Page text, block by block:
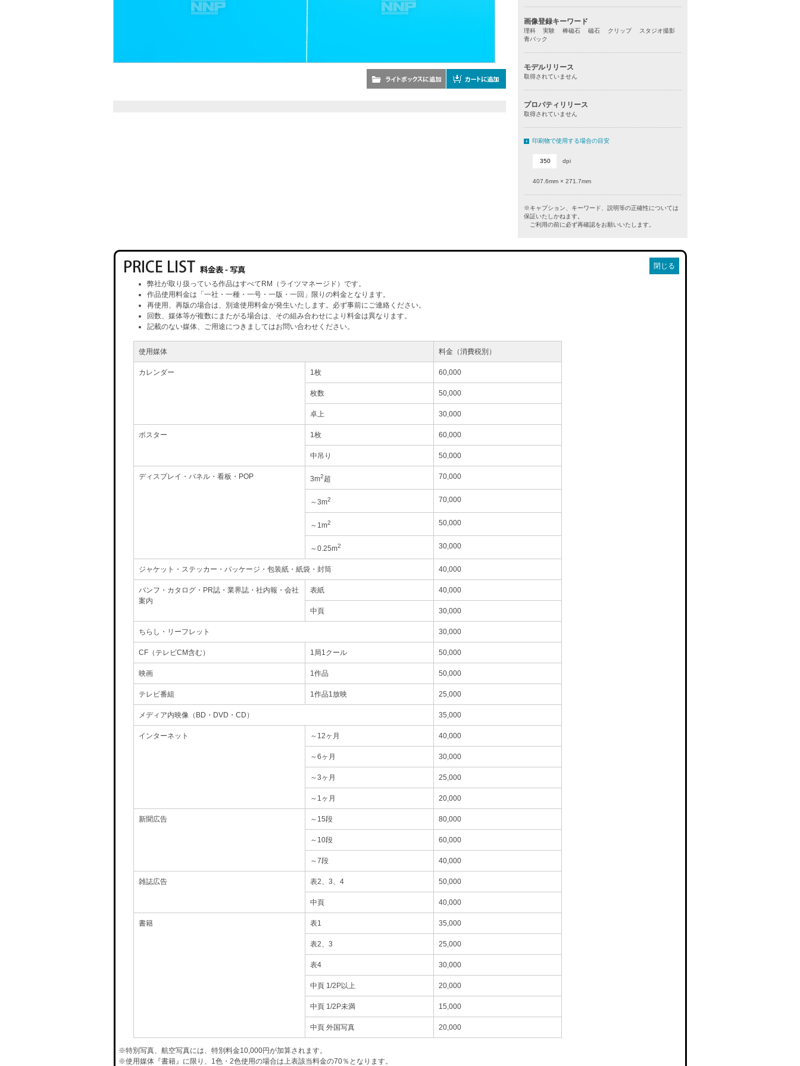
画像登録キーワード
理科 実験 棒磁石 磁石 クリップ スタジオ撮影
青バック
モデルリリース
取得されていません
プロパティリリース
取得されていません
印刷物で使用する場合の目安
dpi
407.6mm × 271.7mm
※キャプション、キーワード、説明等の正確性については
保証いたしかねます。
ご利用の前に必ず再確認をお願いいたします。
閉じる
弊社が取り扱っている作品はすべてRM（ライツマネージド）です。
作品使用料金は「一社・一種・一号・一版・一回」限りの料金となります。
再使用、再版の場合は、別途使用料金が発生いたします。必ず事前にご連絡ください。
回数、媒体等が複数にまたがる場合は、その組み合わせにより料金は異なります。
記載のない媒体、ご用途につきましてはお問い合わせください。
使用媒体 料金（消費税別）
カレンダー 1枚 60,000
枚数 50,000
卓上 30,000
ポスター 1枚 60,000
中吊り 50,000
ディスプレイ・パネル・看板・POP 3m2超 70,000
～3m2 70,000
～1m2 50,000
～0.25m2 30,000
ジャケット・ステッカー・パッケージ・包装紙・紙袋・封筒 40,000
パンフ・カタログ・PR誌・業界誌・社内報・会社
案内
表紙 40,000
中頁 30,000
ちらし・リーフレット 30,000
CF（テレビCM含む） 1局1クール 50,000
映画 1作品 50,000
テレビ番組 1作品1放映 25,000
メディア内映像（BD・DVD・CD） 35,000
インターネット ～12ヶ月 40,000
～6ヶ月 30,000
～3ヶ月 25,000
～1ヶ月 20,000
新聞広告 ～15段 80,000
～10段 60,000
～7段 40,000
雑誌広告 表2、3、4 50,000
中頁 40,000
書籍 表1 35,000
表2、3 25,000
表4 30,000
中頁 1/2P以上 20,000
中頁 1/2P未満 15,000
中頁 外国写真 20,000
※特別写真、航空写真には、特別料金10,000円が加算されます。
※使用媒体『書籍』に限り、1色・2色使用の場合は上表該当料金の70％となります。